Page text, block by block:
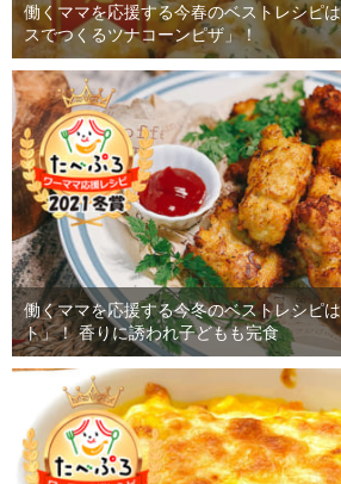
働くママを応援する今春のベストレシピ
スでつくるツナコーンピザ」！
働くママを応援する今冬のベストレシピ
ト」！ 香りに誘われ子どもも完食